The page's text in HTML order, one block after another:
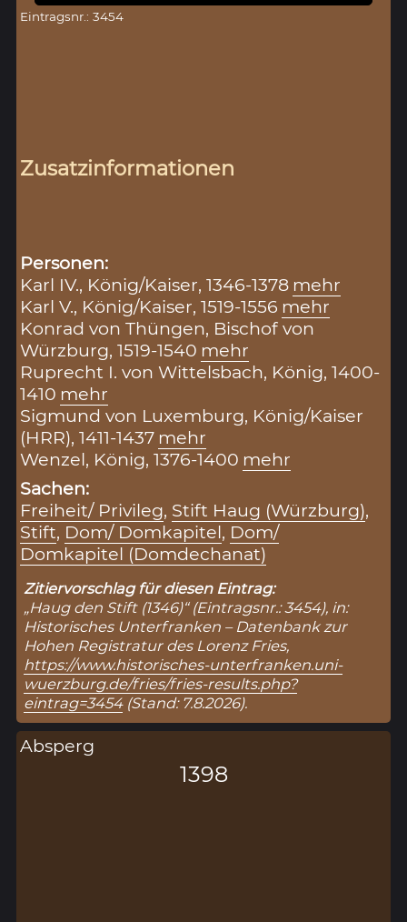
Eintragsnr.: 3454
Zusatzinformationen
Personen:
Karl IV., König/Kaiser, 1346-1378 mehr
Karl V., König/Kaiser, 1519-1556 mehr
Konrad von Thüngen, Bischof von
Würzburg, 1519-1540 mehr
Ruprecht I. von Wittelsbach, König, 1400-
1410 mehr
Sigmund von Luxemburg, König/Kaiser
(HRR), 1411-1437 mehr
Wenzel, König, 1376-1400 mehr
Sachen:
Freiheit/ Privileg, Stift Haug (Würzburg),
Stift, Dom/ Domkapitel, Dom/
Domkapitel (Domdechanat)
Zitiervorschlag für diesen Eintrag:
„Haug den Stift (1346)“ (Eintragsnr.: 3454), in:
Historisches Unterfranken – Datenbank zur
Hohen Registratur des Lorenz Fries,
https://www.historisches-unterfranken.uni-
wuerzburg.de/fries/fries-results.php?
eintrag=3454(Stand: 7.8.2026).
Absperg
1398